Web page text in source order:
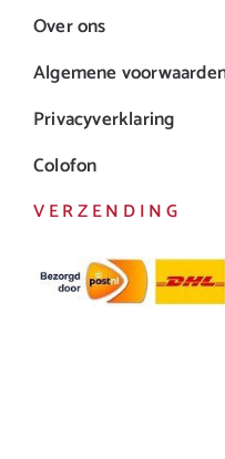
Over ons
Algemene
Privacyverklaring
Colofon
VERZENDING